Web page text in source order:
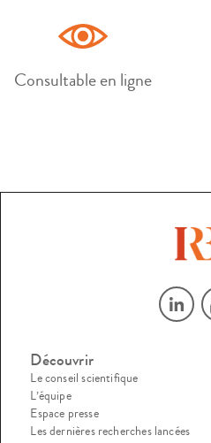
Consultable en ligne
Découvrir
Le conseil scientifique
L’équipe
Espace presse
Les dernières recherches lancées